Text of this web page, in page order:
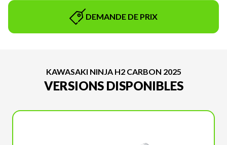
DEMANDE DE PRIX
KAWASAKI NINJA H2 CARBON 2025
VERSIONS DISPONIBLES